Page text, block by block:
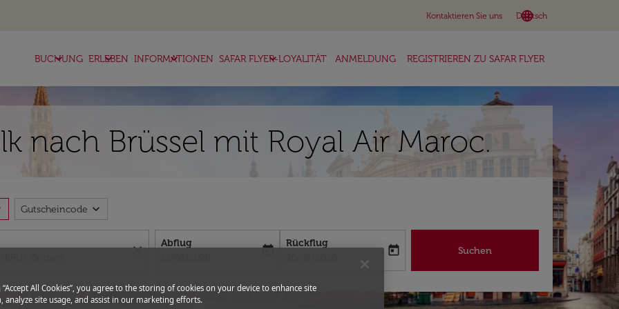
Kontaktieren Sie uns language
Deutsch
keyboard_arrow_down
BUCHUNG
keyboard_arrow_down ERLEBEN
keyboard_arrow_down INFORMATIONEN
keyboard_arrow_down SAFAR FLYER-LOYALITÄT
keyboard_arrow_down ANMELDUNG REGISTRIEREN ZU SAFAR FLYER
nach Brüssel mit Royal Air Maroc.
Gutscheincode expand_more
close
Abflug
today
Rückflug
fc-booking-return-date-aria-label
today Suchen
“Accept All Cookies”, you agree to the storing of cookies on your device to enhance site
analyze site usage, and assist in our marketing efforts.